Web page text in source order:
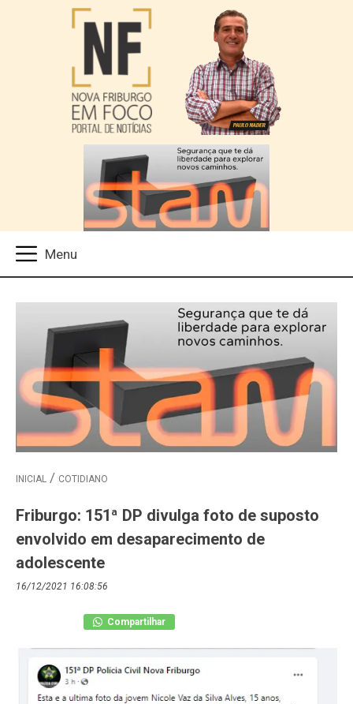
INICIAL COTIDIANO
Friburgo: 151ª DP divulga foto de suposto
envolvido em desaparecimento de
adolescente
16/12/2021 16:08:56
Compartilhar